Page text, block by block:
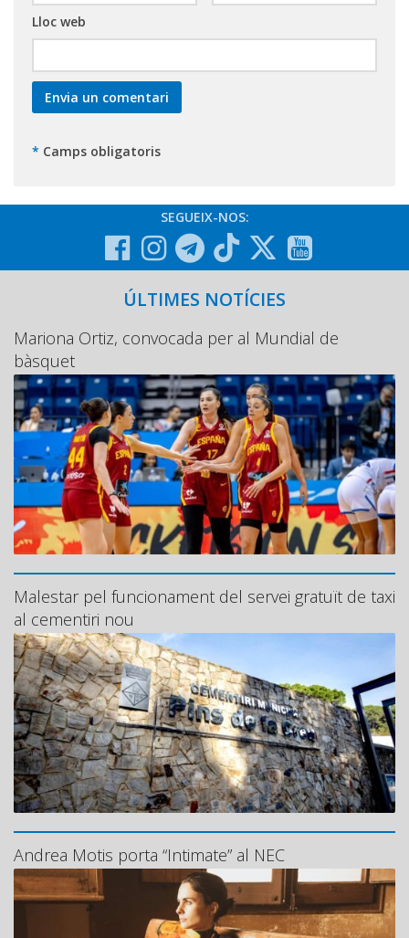
Lloc web
* Camps obligatoris
SEGUEIX-NOS:
ÚLTIMES NOTÍCIES
Mariona Ortiz, convocada per al Mundial de
bàsquet
Malestar pel funcionament del servei gratuït de taxi
al cementiri nou
Andrea Motis porta “Intimate” al NEC